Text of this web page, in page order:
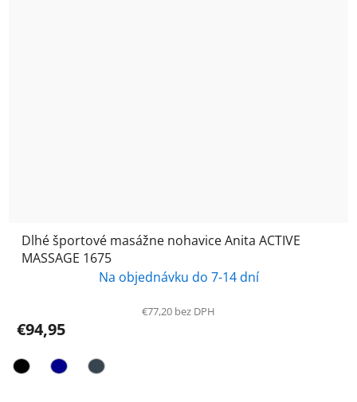
Dlhé športové masážne nohavice Anita ACTIVE
MASSAGE 1675
Na objednávku do 7-14 dní
€77,20 bez DPH
€94,95